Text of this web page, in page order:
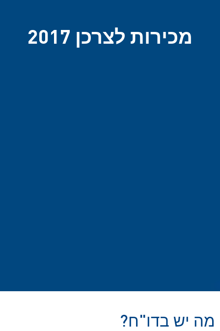
מכירות לצרכן 2017
מה יש בדו"ח?